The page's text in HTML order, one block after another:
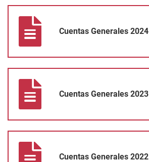
Cuentas Generales 2024
Cuentas Generales 2023
Cuentas Generales 2022